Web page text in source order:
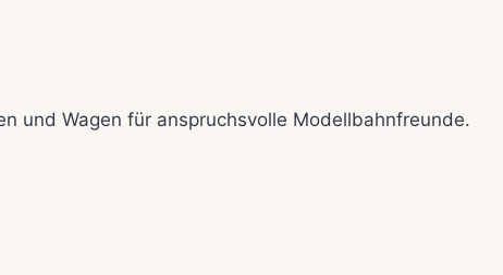
und Wagen für anspruchsvolle Modellbahnfreunde.